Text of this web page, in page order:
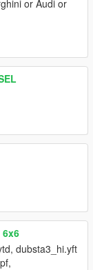
or Audi or
6x6
dubsta3_hi.yft